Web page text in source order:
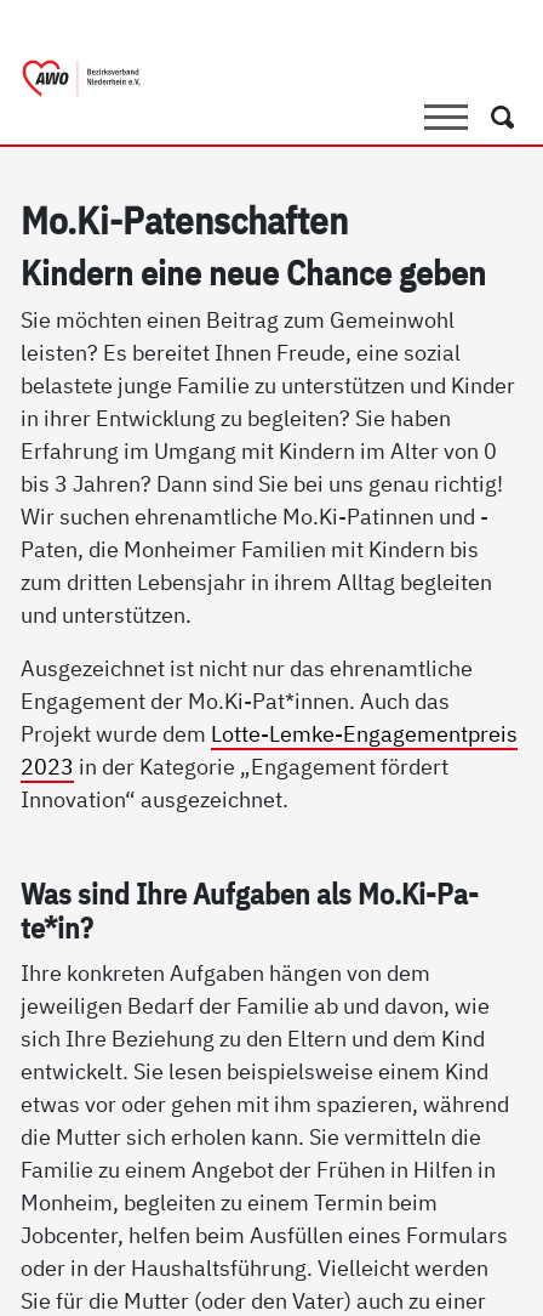
SucheSuche
Mo.Ki-Pa­ten­schaf­ten
Kin­dern ei­ne neue Chan­ce ge­ben
Sie möchten einen Beitrag zum Gemeinwohl
leisten? Es bereitet Ihnen Freude, eine sozial
belastete junge Familie zu unterstützen und Kinder
in ihrer Entwicklung zu begleiten? Sie haben
Erfahrung im Umgang mit Kindern im Alter von 0
bis 3 Jahren? Dann sind Sie bei uns genau richtig!
Wir suchen ehrenamtliche Mo.Ki-Patinnen und -
Paten, die Monheimer Familien mit Kindern bis
zum dritten Lebensjahr in ihrem Alltag begleiten
und unterstützen.
Ausgezeichnet ist nicht nur das ehrenamtliche
Engagement der Mo.Ki-Pat*innen. Auch das
Projekt wurde dem Lotte-Lemke-Engagementpreis
2023 in der Kategorie „Engagement fördert
Innovation“ ausgezeichnet.
Was sind Ih­re Auf­ga­ben als Mo.Ki-Pa­
te*in?
Ihre konkreten Aufgaben hängen von dem
jeweiligen Bedarf der Familie ab und davon, wie
sich Ihre Beziehung zu den Eltern und dem Kind
entwickelt. Sie lesen beispielsweise einem Kind
etwas vor oder gehen mit ihm spazieren, während
die Mutter sich erholen kann. Sie vermitteln die
Familie zu einem Angebot der Frühen in Hilfen in
Monheim, begleiten zu einem Termin beim
Jobcenter, helfen beim Ausfüllen eines Formulars
oder in der Haushaltsführung. Vielleicht werden
Sie für die Mutter (oder den Vater) auch zu einer